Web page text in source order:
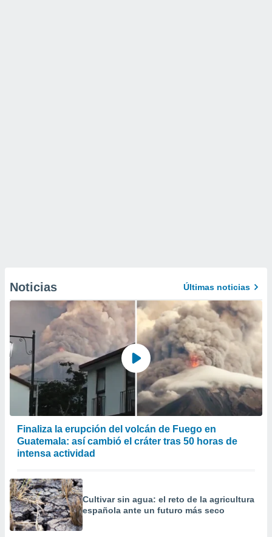
Noticias Últimas noticias
Finaliza la erupción del volcán de Fuego en
Guatemala: así cambió el cráter tras 50 horas de
intensa actividad
Cultivar sin agua: el reto de la agricultura
española ante un futuro más seco